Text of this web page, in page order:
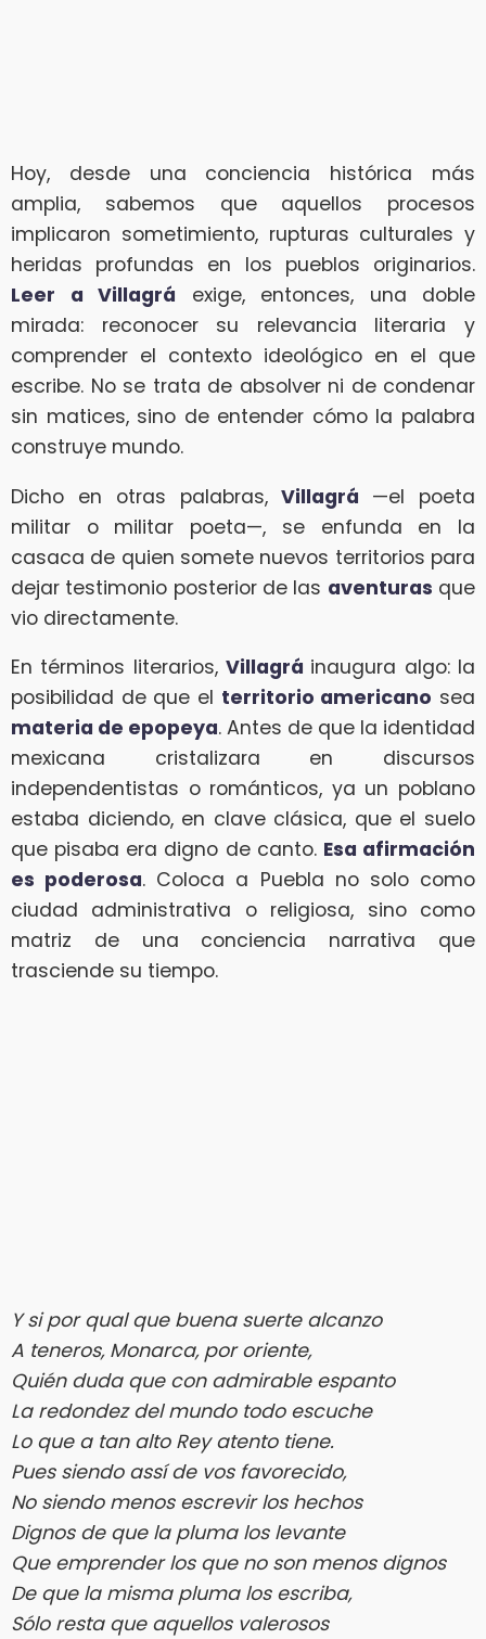
Hoy, desde una conciencia histórica más
amplia, sabemos que aquellos procesos
implicaron sometimiento, rupturas culturales y
heridas profundas en los pueblos originarios.
Leer a Villagrá exige, entonces, una doble
mirada: reconocer su relevancia literaria y
comprender el contexto ideológico en el que
escribe. No se trata de absolver ni de condenar
sin matices, sino de entender cómo la palabra
construye mundo.
Dicho en otras palabras,Villagrá —el poeta
militar o militar poeta—, se enfunda en la
casaca de quien somete nuevos territorios para
dejar testimonio posterior de las aventuras que
vio directamente.
En términos literarios, Villagrá inaugura algo: la
posibilidad de que el territorio americano sea
materia de epopeya. Antes de que la identidad
mexicana cristalizara en discursos
independentistas o románticos, ya un poblano
estaba diciendo, en clave clásica, que el suelo
que pisaba era digno de canto. Esa afirmación
es poderosa. Coloca a Puebla no solo como
ciudad administrativa o religiosa, sino como
matriz de una conciencia narrativa que
trasciende su tiempo.
Y si por qual que buena suerte alcanzo
A teneros, Monarca, por oriente,
Quién duda que con admirable espanto
La redondez del mundo todo escuche
Lo que a tan alto Rey atento tiene.
Pues siendo assí de vos favorecido,
No siendo menos escrevir los hechos
Dignos de que la pluma los levante
Que emprender los que no son menos dignos
De que la misma pluma los escriba,
Sólo resta que aquellos valerosos